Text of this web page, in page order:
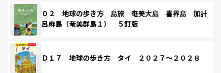
０２ 地球の歩き方 島旅 奄美大島 喜界島 加計
呂麻島（奄美群島１） ５訂版
Ｄ１７ 地球の歩き方 タイ ２０２７～２０２８